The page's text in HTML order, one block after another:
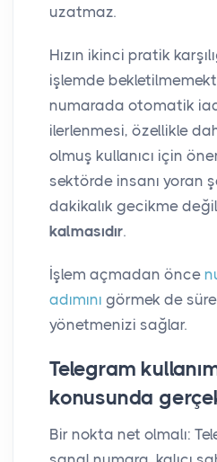
uzatmaz.
Hızın ikinci pratik
işlemde
numarada otomatik
ilerlenmesi, özellikle
olmuş kullanıcı için
sektörde insanı yoran
dakikalık gecikme
kalmasıdır.
İşlem açmadan önce
adımını görmek de
yönetmenizi sağlar.
Telegram
konusunda
Bir nokta net olmalı: